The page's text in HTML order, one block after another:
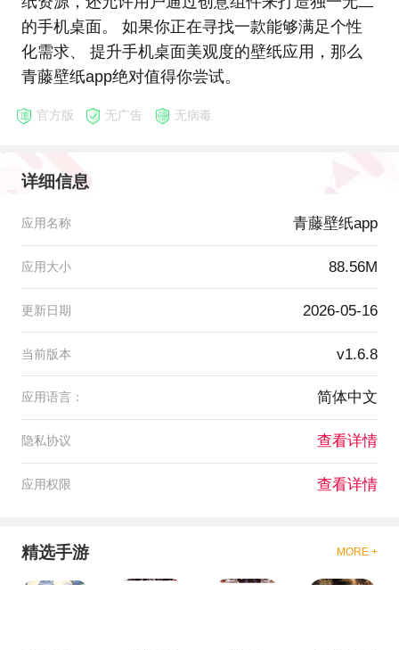
的手机桌面。 如果你正在寻找一款能够满足个性
化需求、 提升手机桌面美观度的壁纸应用，那么
青藤壁纸app绝对值得你尝试。
官方版 无广告 无病毒
详细信息
应用名称 青藤壁纸app
应用大小 88.56M
更新日期 2026-05-16
当前版本 v1.6.8
应用语言： 简体中文
隐私协议 查看详情
应用权限 查看详情
精选手游 MORE +